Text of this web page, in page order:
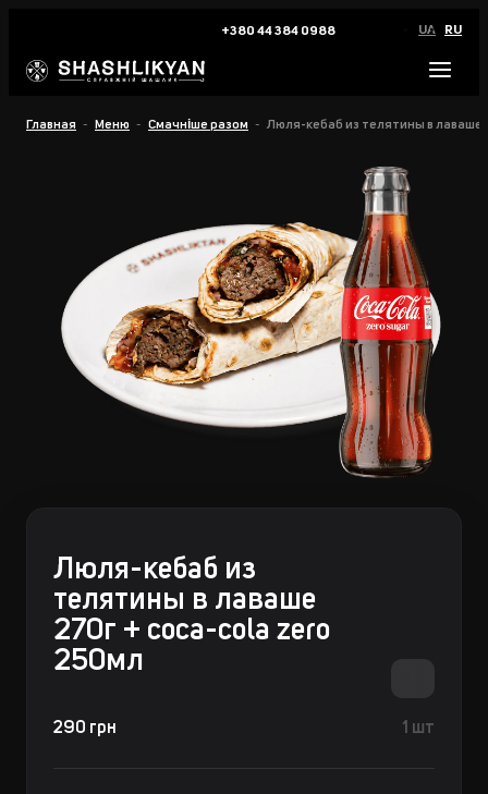
+380 44 384 0988 UA RU
Главная Меню Смачніше разом Люля-кебаб из телятины в лаваше
Люля-кебаб из
телятины в лаваше
270г + coca-cola zero
250мл
290 грн 1 шт